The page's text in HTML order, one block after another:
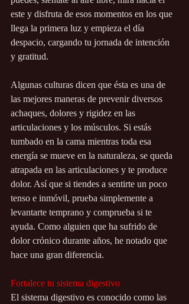
este y disfruta de esos momentos en los que
llega la primera luz y empieza el día
despacio, cargando tu jornada de intención
y gratitud.
Algunas culturas dicen que ésta es una de
las mejores maneras de prevenir diversos
achaques, dolores y rigidez en las
articulaciones y los músculos. Si estás
tumbado en la cama mientras toda esa
energía se mueve en la naturaleza, se queda
atrapada en las articulaciones y te produce
dolor. Así que si tiendes a sentirte un poco
tenso e inmóvil, prueba simplemente a
levantarte temprano y comprueba si te
ayuda. Como alguien que ha sufrido de
dolor crónico durante años, he notado que
hace una gran diferencia.
Fortalece tu sistema digestivo
El sistema digestivo es conocido como las